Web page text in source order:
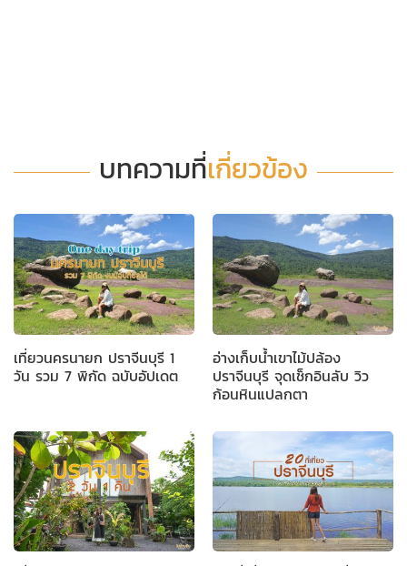
บทความที่เกี่ยวข้อง
เที่ยวนครนายก ปราจีนบุรี 1
วัน รวม 7 พิกัด ฉบับอัปเดต
อ่างเก็บน้ำเขาไม้ปล้อง
ปราจีนบุรี จุดเช็กอินลับ วิว
ก้อนหินแปลกตา